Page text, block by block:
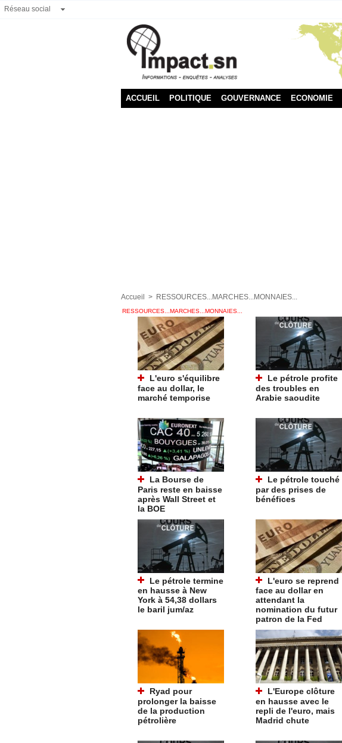
Réseau social
ACCUEIL POLITIQUE GOUVERNANCE ECONOMIE
Accueil > RESSOURCES...MARCHES...MONNAIES...
RESSOURCES...MARCHES...MONNAIES...
L'euro s'équilibre
face au dollar, le
marché temporise
Le pétrole profite
des troubles en
Arabie saoudite
La Bourse de
Paris reste en baisse
après Wall Street et
la BOE
Le pétrole touché
par des prises de
bénéfices
Le pétrole termine
en hausse à New
York à 54,38 dollars
le baril jum/az
L'euro se reprend
face au dollar en
attendant la
nomination du futur
patron de la Fed
Ryad pour
prolonger la baisse
de la production
pétrolière
L'Europe clôture
en hausse avec le
repli de l'euro, mais
Madrid chute